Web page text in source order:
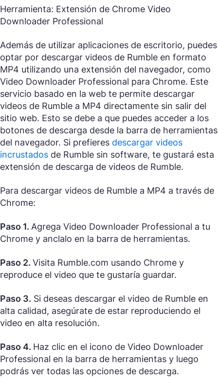
Herramienta: Extensión de Chrome Video
Downloader Professional
Además de utilizar aplicaciones de escritorio, puedes
optar por descargar videos de Rumble en formato
MP4 utilizando una extensión del navegador, como
Video Downloader Professional para Chrome. Este
servicio basado en la web te permite descargar
videos de Rumble a MP4 directamente sin salir del
sitio web. Esto se debe a que puedes acceder a los
botones de descarga desde la barra de herramientas
del navegador. Si prefieres descargar videos
incrustados de Rumble sin software, te gustará esta
extensión de descarga de videos de Rumble.
Para descargar videos de Rumble a MP4 a través de
Chrome:
Paso 1. Agrega Video Downloader Professional a tu
Chrome y anclalo en la barra de herramientas.
Paso 2. Visita Rumble.com usando Chrome y
reproduce el video que te gustaría guardar.
Paso 3. Si deseas descargar el video de Rumble en
alta calidad, asegúrate de estar reproduciendo el
video en alta resolución.
Paso 4. Haz clic en el icono de Video Downloader
Professional en la barra de herramientas y luego
podrás ver todas las opciones de descarga.